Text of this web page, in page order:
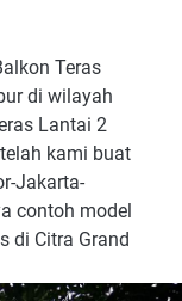
Teras
di wilayah
Lantai 2
kami buat
Jakarta-
contoh model
di Citra Grand